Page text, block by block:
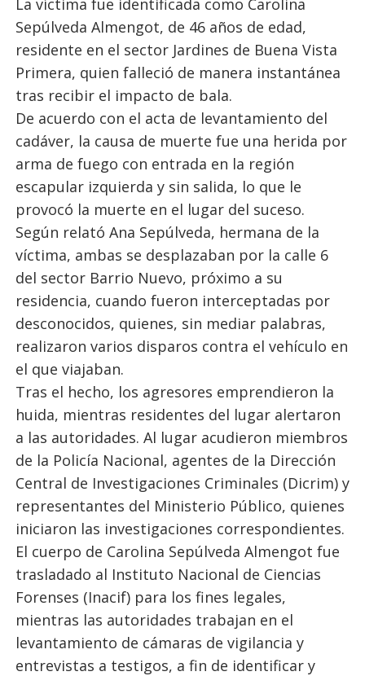
La víctima fue identificada como Carolina
Sepúlveda Almengot, de 46 años de edad,
residente en el sector Jardines de Buena Vista
Primera, quien falleció de manera instantánea
tras recibir el impacto de bala.
De acuerdo con el acta de levantamiento del
cadáver, la causa de muerte fue una herida por
arma de fuego con entrada en la región
escapular izquierda y sin salida, lo que le
provocó la muerte en el lugar del suceso.
Según relató Ana Sepúlveda, hermana de la
víctima, ambas se desplazaban por la calle 6
del sector Barrio Nuevo, próximo a su
residencia, cuando fueron interceptadas por
desconocidos, quienes, sin mediar palabras,
realizaron varios disparos contra el vehículo en
el que viajaban.
Tras el hecho, los agresores emprendieron la
huida, mientras residentes del lugar alertaron
a las autoridades. Al lugar acudieron miembros
de la Policía Nacional, agentes de la Dirección
Central de Investigaciones Criminales (Dicrim) y
representantes del Ministerio Público, quienes
iniciaron las investigaciones correspondientes.
El cuerpo de Carolina Sepúlveda Almengot fue
trasladado al Instituto Nacional de Ciencias
Forenses (Inacif) para los fines legales,
mientras las autoridades trabajan en el
levantamiento de cámaras de vigilancia y
entrevistas a testigos, a fin de identificar y